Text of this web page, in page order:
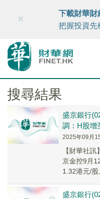
財華智庫網 FINTV
×
下載財華財
把握投資先
搜尋結果
盛京銀行
調：H股增
2025年09月
【財華社
京金控9月
1.32港元/
盛京銀行